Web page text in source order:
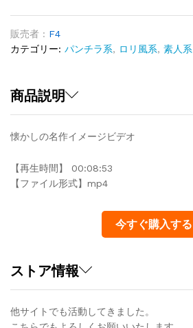
quantity
販売者 : F4
カテゴリー: パンチラ系, ロリ風系, 素人系
商品説明
懐かしの名作イメージビデオ
【再生時間】 00:08:53
【ファイル形式】mp4
今すぐ購入する
ストア情報
他サイトでも活動してきました。